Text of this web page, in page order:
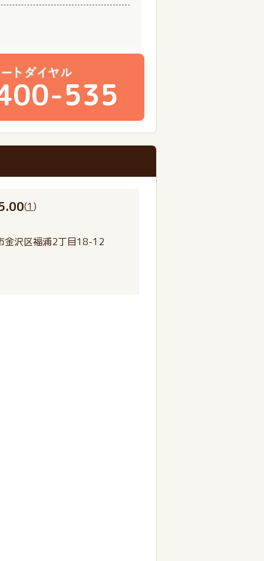
535
(1 )
金沢区福浦2丁目18-12